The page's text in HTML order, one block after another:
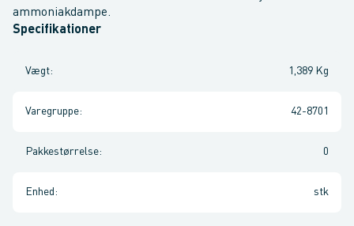
ammoniakdampe.
Specifikationer
Vægt: 1,389 Kg
Varegruppe: 42-8701
Pakkestørrelse: 0
Enhed : stk